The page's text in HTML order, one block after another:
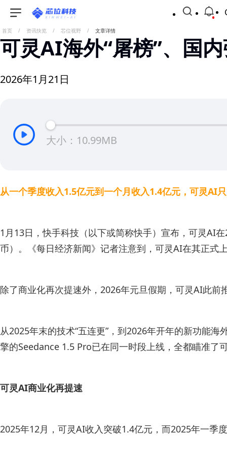
首页 / 资讯快览 / 芯位视野 / 文章详情
可灵AI海外“屠榜”、国
2026年1月21日
大小：10.99MB
从一个季度收入1.5亿元到一个月收入1.4亿元，可灵AI
1月13日，快手科技（以下或简称快手）宣布，可灵AI
币）。《每日经济新闻》记者注意到，可灵AI在其正式
除了商业化再次提速外，2026年元旦假期，可灵AI此
从2025年末的技术“五连更”，到2026年开年的新功能
擎的Seedance 1.5 Pro已在同一时段上线，全都瞄准了
可灵AI商业化再提速
2025年12月，可灵AI收入突破1.4亿元，而2025年一季